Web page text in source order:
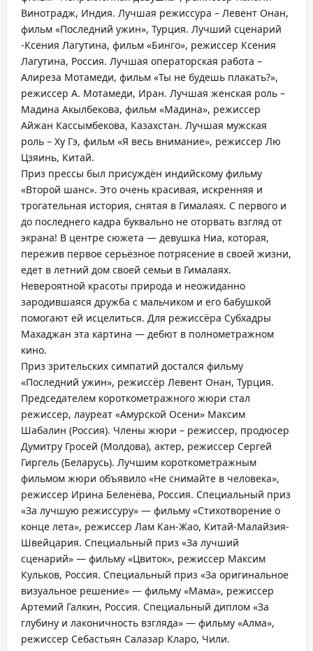
Винотрадж, Индия. Лучшая режиссура – Левент Онан,
фильм «Последний ужин», Турция. Лучший сценарий
-Ксения Лагутина, фильм «Бинго», режиссер Ксения
Лагутина, Россия. Лучшая операторская работа –
Алиреза Мотамеди, фильм «Ты не будешь плакать?»,
режиссер А. Мотамеди, Иран. Лучшая женская роль –
Мадина Акылбекова, фильм «Мадина», режиссер
Айжан Кассымбекова, Казахстан. Лучшая мужская
роль – Ху Гэ, фильм «Я весь внимание», режиссер Лю
Цзяинь, Китай.
Приз прессы был присуждён индийскому фильму
«Второй шанс». Это очень красивая, искренняя и
трогательная история, снятая в Гималаях. С первого и
до последнего кадра буквально не оторвать взгляд от
экрана! В центре сюжета — девушка Ниа, которая,
пережив первое серьёзное потрясение в своей жизни,
едет в летний дом своей семьи в Гималаях.
Невероятной красоты природа и неожиданно
зародившаяся дружба с мальчиком и его бабушкой
помогают ей исцелиться. Для режиссёра Субхадры
Махаджан эта картина — дебют в полнометражном
кино.
Приз зрительских симпатий достался фильму
«Последний ужин», режиссёр Левент Онан, Турция.
Председателем короткометражного жюри стал
режиссер, лауреат «Амурской Осени» Максим
Шабалин (Россия). Члены жюри – режиссер, продюсер
Думитру Гросей (Молдова), актер, режиссер Сергей
Гиргель (Беларусь). Лучшим короткометражным
фильмом жюри объявило «Не снимайте в человека»,
режиссер Ирина Беленёва, Россия. Специальный приз
«За лучшую режиссуру» — фильму «Стихотворение о
конце лета», режиссер Лам Кан-Жао, Китай-Малайзия-
Швейцария. Специальный приз «За лучший
сценарий» — фильму «Цвиток», режиссер Максим
Кульков, Россия. Специальный приз «За оригинальное
визуальное решение» — фильму «Мама», режиссер
Артемий Галкин, Россия. Специальный диплом «За
глубину и лаконичность взгляда» — фильму «Алма»,
режиссер Себастьян Салазар Кларо, Чили.